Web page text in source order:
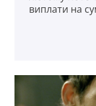
виплати на